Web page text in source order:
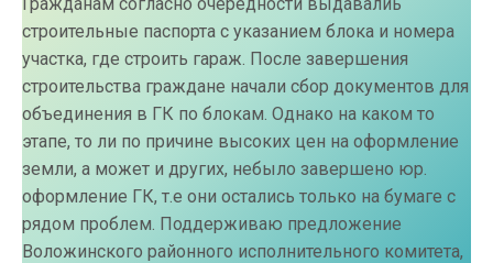
строительные паспорта с указанием блока и номера
участка, где строить гараж. После завершения
строительства граждане начали сбор документов для
объединения в ГК по блокам. Однако на каком то
этапе, то ли по причине высоких цен на оформление
земли, а может и других, небыло завершено юр.
оформление ГК, т.е они остались только на бумаге с
рядом проблем. Поддерживаю предложение
Воложинского районного исполнительного комитета,